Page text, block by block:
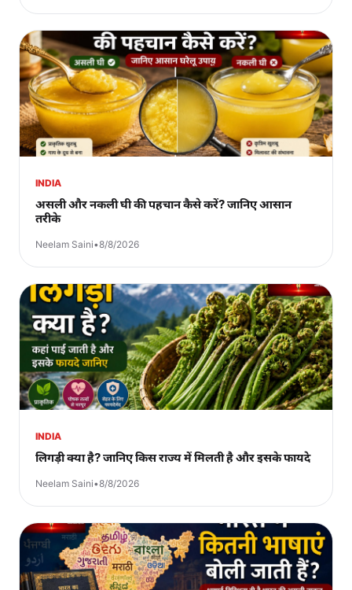
INDIA
असली और नकली घी की पहचान कैसे करें? जानिए आसान
तरीके
Neelam Saini•8/8/2026
INDIA
लिगड़ी क्या है? जानिए किस राज्य में मिलती है और इसके फायदे
Neelam Saini•8/8/2026